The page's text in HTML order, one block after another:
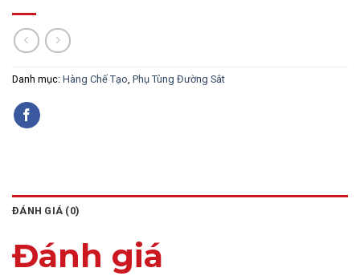
Danh mục: Hàng Chế Tạo Phụ Tùng Đường Sắt
ĐÁNH GIÁ (0)
Đánh giá